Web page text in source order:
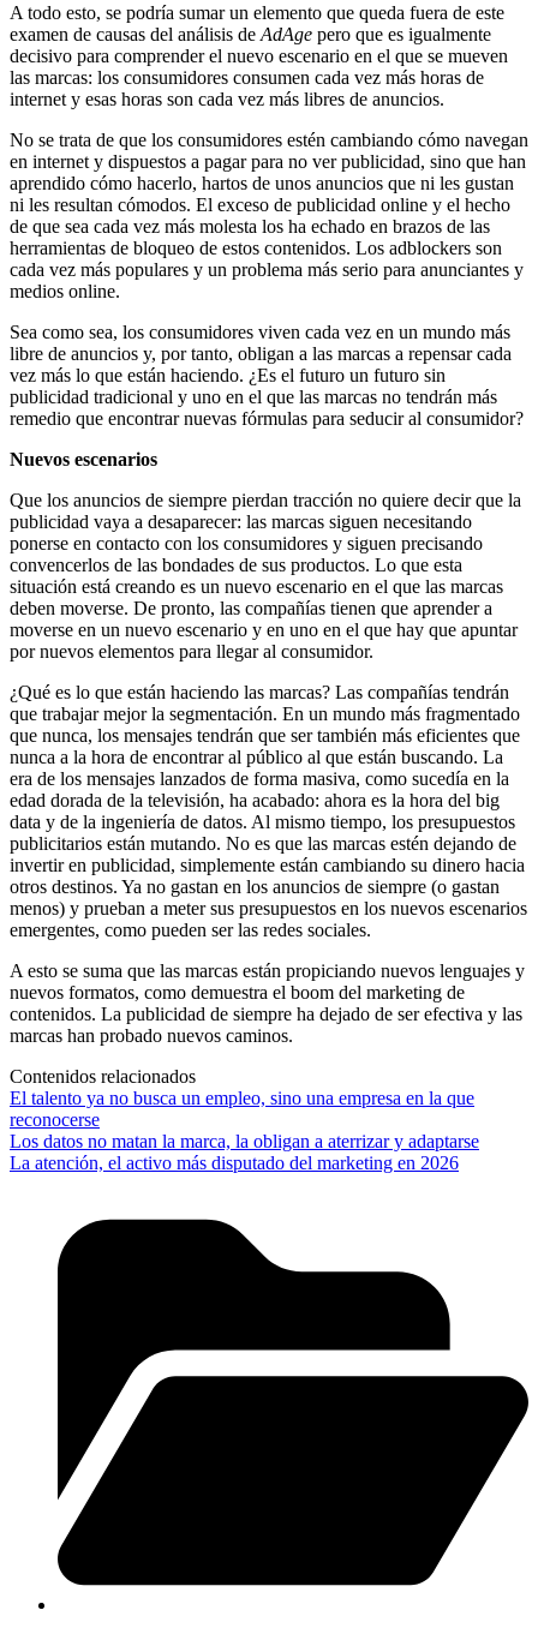
A todo esto, se podría sumar un elemento que queda fuera de este
examen de causas del análisis de AdAge pero que es igualmente
decisivo para comprender el nuevo escenario en el que se mueven
las marcas: los consumidores consumen cada vez más horas de
internet y esas horas son cada vez más libres de anuncios.
No se trata de que los consumidores estén cambiando cómo navegan
en internet y dispuestos a pagar para no ver publicidad, sino que han
aprendido cómo hacerlo, hartos de unos anuncios que ni les gustan
ni les resultan cómodos. El exceso de publicidad online y el hecho
de que sea cada vez más molesta los ha echado en brazos de las
herramientas de bloqueo de estos contenidos. Los adblockers son
cada vez más populares y un problema más serio para anunciantes y
medios online.
Sea como sea, los consumidores viven cada vez en un mundo más
libre de anuncios y, por tanto, obligan a las marcas a repensar cada
vez más lo que están haciendo. ¿Es el futuro un futuro sin
publicidad tradicional y uno en el que las marcas no tendrán más
remedio que encontrar nuevas fórmulas para seducir al consumidor?
Nuevos escenarios
Que los anuncios de siempre pierdan tracción no quiere decir que la
publicidad vaya a desaparecer: las marcas siguen necesitando
ponerse en contacto con los consumidores y siguen precisando
convencerlos de las bondades de sus productos. Lo que esta
situación está creando es un nuevo escenario en el que las marcas
deben moverse. De pronto, las compañías tienen que aprender a
moverse en un nuevo escenario y en uno en el que hay que apuntar
por nuevos elementos para llegar al consumidor.
¿Qué es lo que están haciendo las marcas? Las compañías tendrán
que trabajar mejor la segmentación. En un mundo más fragmentado
que nunca, los mensajes tendrán que ser también más eficientes que
nunca a la hora de encontrar al público al que están buscando. La
era de los mensajes lanzados de forma masiva, como sucedía en la
edad dorada de la televisión, ha acabado: ahora es la hora del big
data y de la ingeniería de datos. Al mismo tiempo, los presupuestos
publicitarios están mutando. No es que las marcas estén dejando de
invertir en publicidad, simplemente están cambiando su dinero hacia
otros destinos. Ya no gastan en los anuncios de siempre (o gastan
menos) y prueban a meter sus presupuestos en los nuevos escenarios
emergentes, como pueden ser las redes sociales.
A esto se suma que las marcas están propiciando nuevos lenguajes y
nuevos formatos, como demuestra el boom del marketing de
contenidos. La publicidad de siempre ha dejado de ser efectiva y las
marcas han probado nuevos caminos.
Contenidos relacionados
El talento ya no busca un empleo, sino una empresa en la que
reconocerse
Los datos no matan la marca, la obligan a aterrizar y adaptarse
La atención, el activo más disputado del marketing en 2026